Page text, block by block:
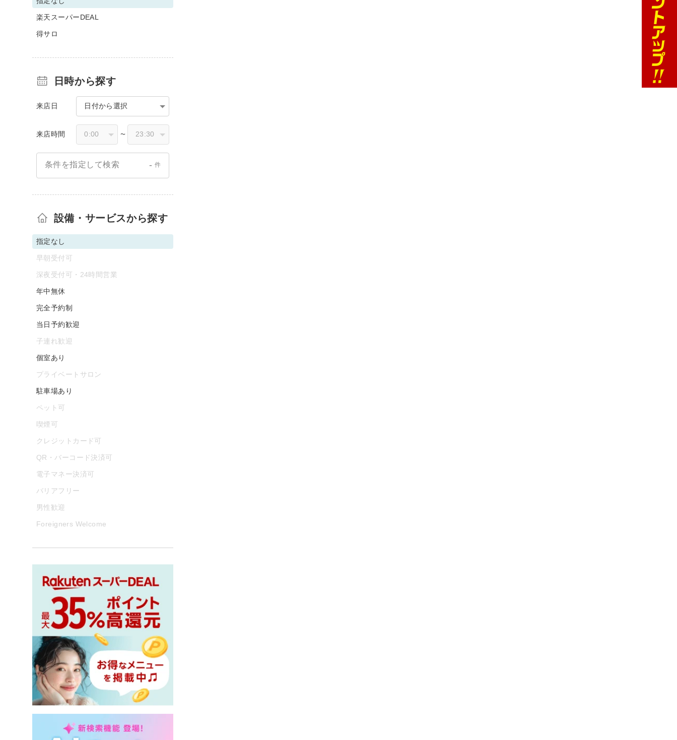
楽天スーパーDEAL
得サロ
日時から探す
来店日 日付から選択
来店時間 〜
条件を指定して検索 - 件
設備・サービスから探す
指定なし
早朝受付可
深夜受付可・24時間営業
年中無休
完全予約制
当日予約歓迎
子連れ歓迎
個室あり
プライベートサロン
駐車場あり
ペット可
喫煙可
クレジットカード可
QR・バーコード決済可
電子マネー決済可
バリアフリー
男性歓迎
Foreigners Welcome